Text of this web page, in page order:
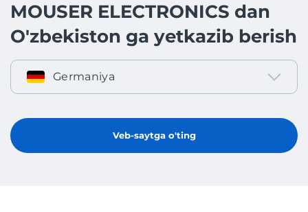
MOUSER ELECTRONICS dan
O'zbekiston ga yetkazib berish
Germaniya
Veb-saytga o'ting